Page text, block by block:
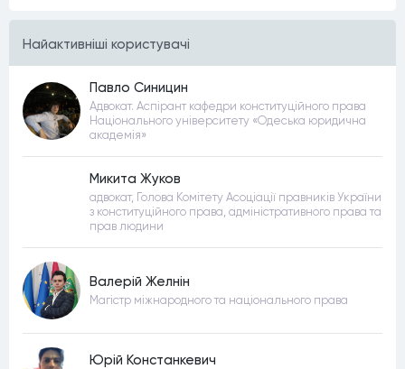
Найактивнiшi користувачi
Павло Синицин
Адвокат. Аспірант кафедри конституційного права
Національного університету «Одеська юридична
академія»
Микита Жуков
адвокат, Голова Комітету Асоціації правників України
з конституційного права, адміністративного права та
прав людини
Валерій Желнін
Магістр міжнародного та національного права
Юрій Констанкевич